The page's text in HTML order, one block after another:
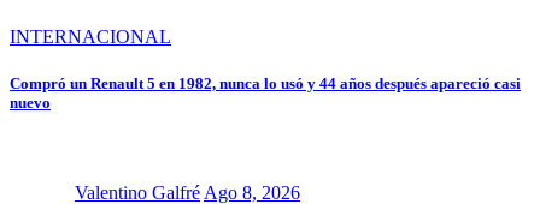
INTERNACIONAL
Compró un Renault 5 en 1982, nunca lo usó y 44 años después apareció casi
nuevo
Valentino Galfré Ago 8, 2026